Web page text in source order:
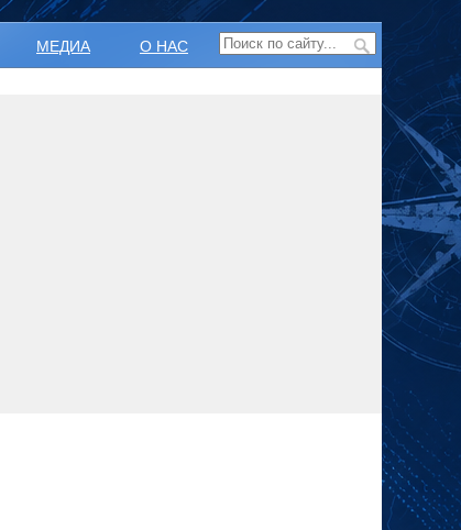
МЕДИА О НАС